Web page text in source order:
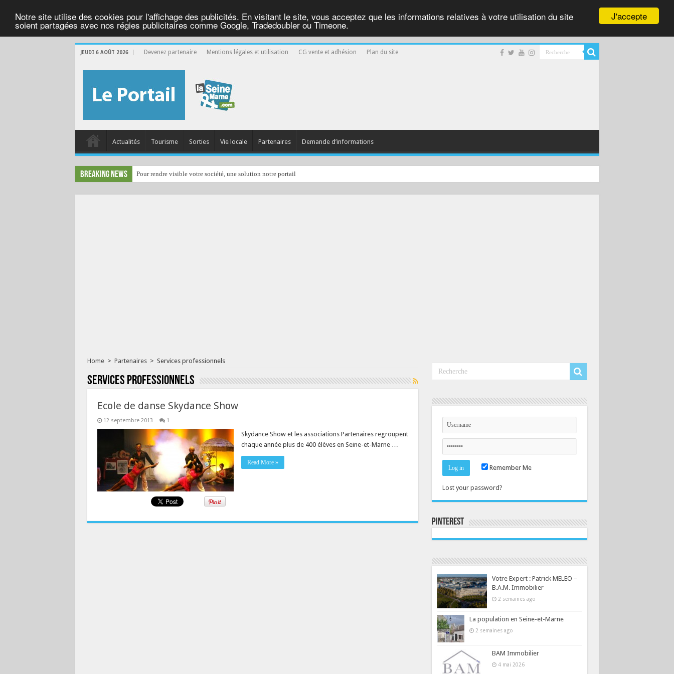
J'accepte
Notre site utilise des cookies pour l'affichage des publicités. En visitant le site, vous acceptez que les informations relatives à votre utilisation du site
soient partagées avec nos régies publicitaires comme Google, Tradedoubler ou Timeone.
JEUDI 6 AOÛT 2026 Devenez partenaire Mentions légales et utilisation CG vente et adhésion Plan du site
Actualités Tourisme Sorties Vie locale Partenaires Demande d’informations
Breaking News Pour rendre visible votre société, une solution notre portail
Home > Partenaires > Services professionnels
Services professionnels
Ecole de danse Skydance Show
12 septembre 2013 1
Skydance Show et les associations Partenaires regroupent
chaque année plus de 400 élèves en Seine-et-Marne …
Read More »
Remember Me
Lost your password?
Pinterest
Votre Expert : Patrick MELEO –
B.A.M. Immobilier
2 semaines ago
La population en Seine-et-Marne
2 semaines ago
BAM Immobilier
4 mai 2026